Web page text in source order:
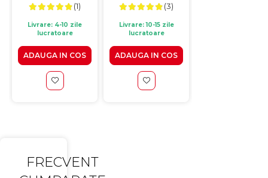
crem
(1)
Livrare: 4-10 zile
lucratoare
ADAUGA IN COS
crem
(3)
Livrare: 10-15 zile
lucratoare
ADAUGA IN COS
FRECVENT